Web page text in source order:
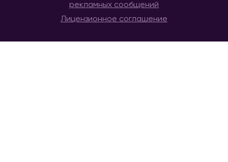
рекламных сообщений
Лицензионное соглашение